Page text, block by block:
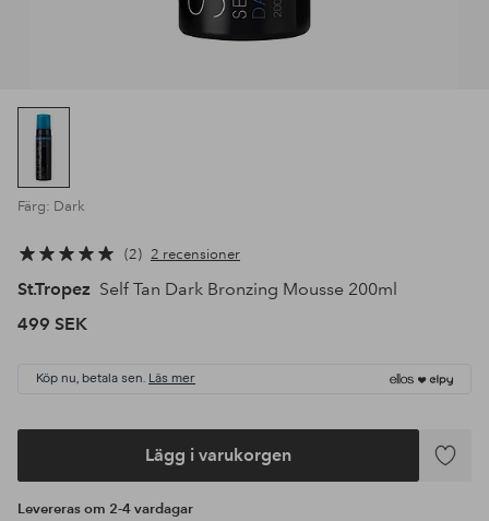
Färg: Dark
2 2 recensioner
St.Tropez Self Tan Dark Bronzing Mousse 200ml
499 SEK
Köp nu, betala sen. Läs mer
Lägg i varukorgen
Lägg
Levereras om 2-4 vardagar